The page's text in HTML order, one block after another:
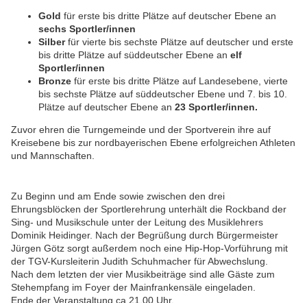
Gold für erste bis dritte Plätze auf deutscher Ebene an
sechs Sportler/innen
Silberfür vierte bis sechste Plätze auf deutscher und erste
bis dritte Plätze auf süddeutscher Ebene an elf
Sportler/innen
Bronze für erste bis dritte Plätze auf Landesebene, vierte
bis sechste Plätze auf süddeutscher Ebene und 7. bis 10.
Plätze auf deutscher Ebene an 23 Sportler/innen.
Zuvor ehren die Turngemeinde und der Sportverein ihre auf
Kreisebene bis zur nordbayerischen Ebene erfolgreichen Athleten
und Mannschaften.
Zu Beginn und am Ende sowie zwischen den drei
Ehrungsblöcken der Sportlerehrung unterhält die Rockband der
Sing- und Musikschule unter der Leitung des Musiklehrers
Dominik Heidinger. Nach der Begrüßung durch Bürgermeister
Jürgen Götz sorgt außerdem noch eine Hip-Hop-Vorführung mit
der TGV-Kursleiterin Judith Schuhmacher für Abwechslung.
Nach dem letzten der vier Musikbeiträge sind alle Gäste zum
Stehempfang im Foyer der Mainfrankensäle eingeladen.
Ende der Veranstaltung ca 21.00 Uhr.